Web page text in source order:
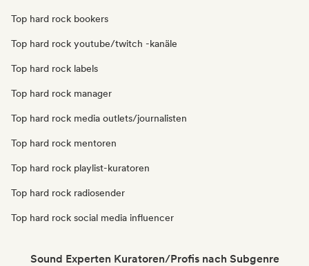
Top hard rock bookers
Top hard rock youtube/twitch -kanäle
Top hard rock labels
Top hard rock manager
Top hard rock media outlets/journalisten
Top hard rock mentoren
Top hard rock playlist-kuratoren
Top hard rock radiosender
Top hard rock social media influencer
Sound Experten Kuratoren/Profis nach Subgenre